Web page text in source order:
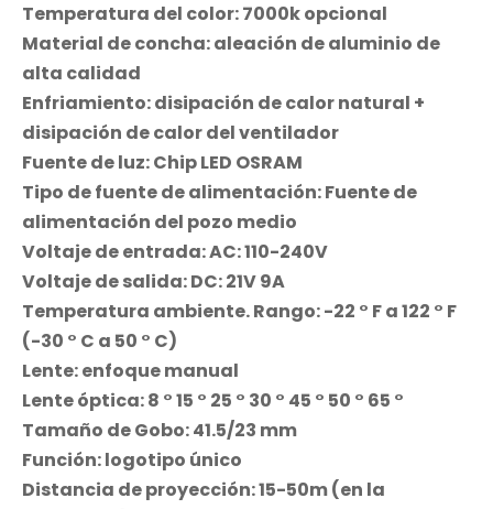
Temperatura del color: 7000k opcional
Material de concha: aleación de aluminio de
alta calidad
Enfriamiento: disipación de calor natural +
disipación de calor del ventilador
Fuente de luz: Chip LED OSRAM
Tipo de fuente de alimentación: Fuente de
alimentación del pozo medio
Voltaje de entrada: AC: 110-240V
Voltaje de salida: DC: 21V 9A
Temperatura ambiente. Rango: -22 ° F a 122 ° F
(-30 ° C a 50 ° C)
Lente: enfoque manual
Lente óptica: 8 ° 15 ° 25 ° 30 ° 45 ° 50 ° 65 °
Tamaño de Gobo: 41.5/23 mm
Función: logotipo único
Distancia de proyección: 15-50m (en la